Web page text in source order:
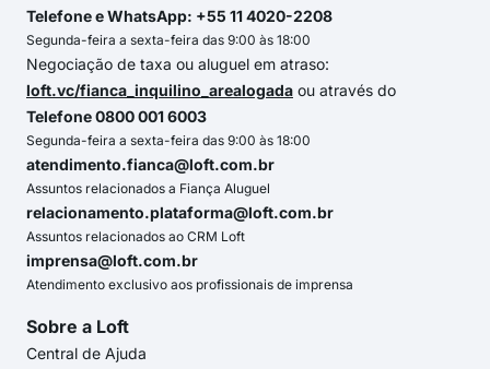
Telefone e WhatsApp: +55 11 4020-2208
Segunda-feira a sexta-feira das 9:00 às 18:00
Negociação de taxa ou aluguel em atraso:
loft.vc/fianca_inquilino_arealogada ou através do
Telefone 0800 001 6003
Segunda-feira a sexta-feira das 9:00 às 18:00
atendimento.fianca@loft.com.br
Assuntos relacionados a Fiança Aluguel
relacionamento.plataforma@loft.com.br
Assuntos relacionados ao CRM Loft
imprensa@loft.com.br
Atendimento exclusivo aos profissionais de imprensa
Sobre a Loft
Central de Ajuda